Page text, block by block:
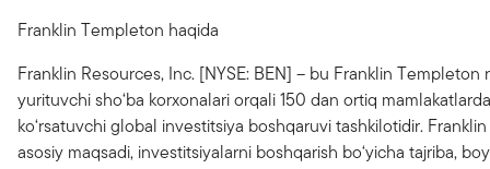
Franklin Templeton haqida
Franklin Resources, Inc. [NYSE: BEN] – bu Franklin
yurituvchi sho‘ba korxonalari orqali 150 dan ortiq
ko‘rsatuvchi global investitsiya boshqaruvi tashkilotidir.
asosiy maqsadi, investitsiyalarni boshqarish bo‘yicha tajriba,